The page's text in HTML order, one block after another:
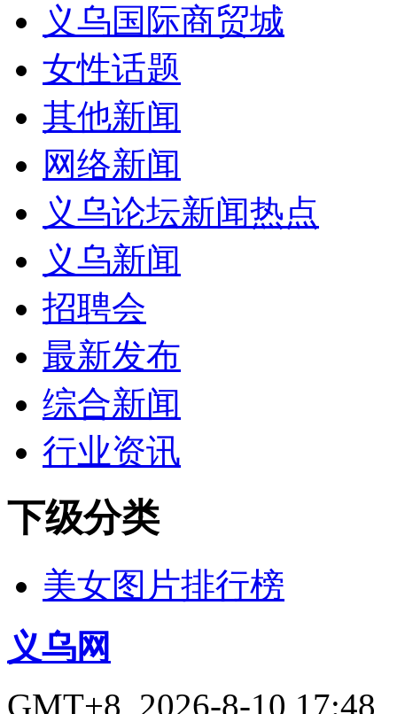
义乌国际商贸城
女性话题
其他新闻
网络新闻
义乌论坛新闻热点
义乌新闻
招聘会
最新发布
综合新闻
行业资讯
下级分类
美女图片排行榜
义乌网
GMT+8, 2026-8-10 17:48